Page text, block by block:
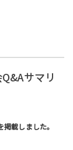
サマリ
掲載しました。